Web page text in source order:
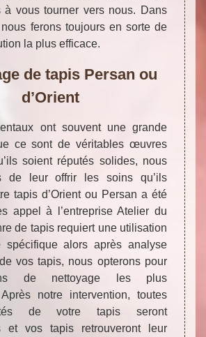
à vous tourner vers nous. Dans
ferons toujours en sorte de
la plus efficace.
de tapis Persan ou
d’Orient
ont souvent une grande
ce sont de véritables œuvres
soient réputés solides, nous
de leur offrir les soins qu’ils
tapis d’Orient ou Persan a été
appel à l’entreprise Atelier du
de tapis requiert une utilisation
spécifique alors après analyse
vos tapis, nous opterons pour
de nettoyage les plus
notre intervention, toutes
de votre tapis seront
et vos tapis retrouveront leur